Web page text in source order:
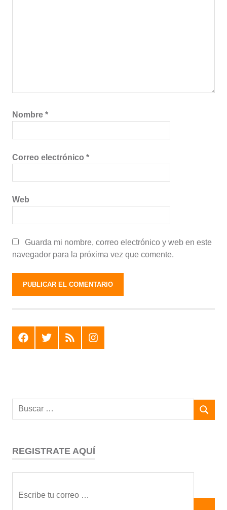
Nombre *
Correo electrónico *
Web
Guarda mi nombre, correo electrónico y web en este
navegador para la próxima vez que comente.
F T R I
REGISTRATE AQUÍ